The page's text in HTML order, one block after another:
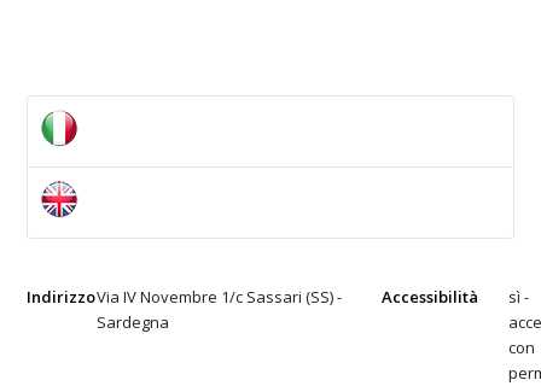
IndirizzoVia IV Novembre 1/c Sassari (SS) -
Sardegna
Accessibilità
sì -
con